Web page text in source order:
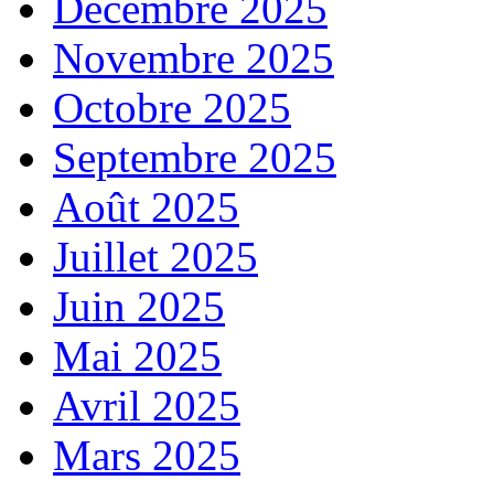
Novembre 2025
Octobre 2025
Septembre 2025
Août 2025
Juillet 2025
Juin 2025
Mai 2025
Avril 2025
Mars 2025